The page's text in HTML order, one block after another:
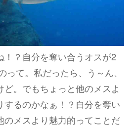
！？自分を奪い合うオスが2
って。私だったら、う～ん、
ど。でもちょっと他のメスよ
するのかなぁ！？自分を奪い
のメスより魅力的ってことだ